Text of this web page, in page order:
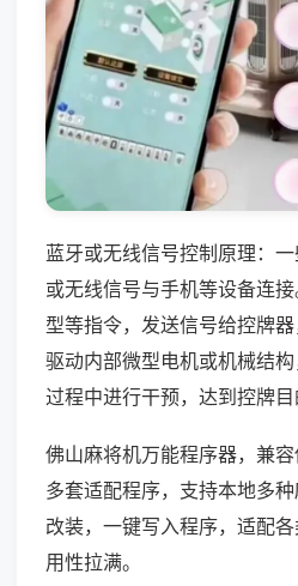
蓝牙或无线信号控制原理：
或无线信号与手机等设备连
型等指令，发送信号给控牌
驱动内部微型电机或机械结
过程中进行干预，达到控牌目
佛山麻将机万能程序器，兼
多套适配程序，支持本地多
改装，一键写入程序，适配
用性拉满。